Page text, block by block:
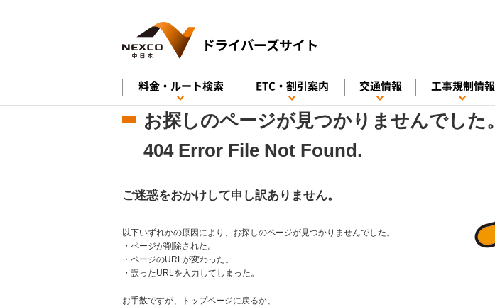
料金・ルート検索 ETC・割引案内 交通情報 工事規制情報
お探しのページが見つかりませんでした。
404 Error File Not Found.
ご迷惑をおかけして申し訳ありません。
以下いずれかの原因により、お探しのページが見つかりませんでした。
・ページが削除された。
・ページのURLが変わった。
・誤ったURLを入力してしまった。
お手数ですが、トップページに戻るか、